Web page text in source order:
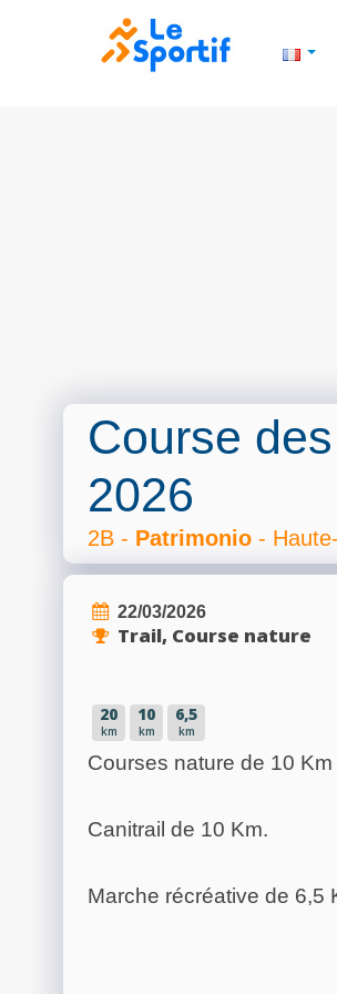
Course
2026
2B - Patrimonio -
22/03/2026
Trail, Course nature
20
km
10
km
6,5
km
Courses nature de 10
Canitrail de 10 Km.
Marche récréative de 6,5